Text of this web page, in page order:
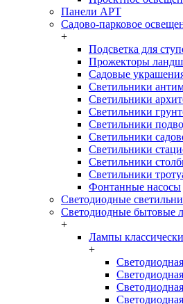
Панели АРТ
Садово-парковое
+
Подсветка для
Прожекторы
Садовые
Светильники
Светильники
Светильники
Светильники
Светильники
Светильники
Светильники
Светильники
Фонтанные насосы
Светодиодные
Светодиодные бытовые
+
Лампы
+